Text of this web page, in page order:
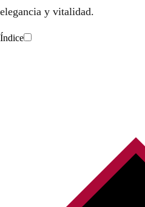
elegancia y vitalidad.
Índice